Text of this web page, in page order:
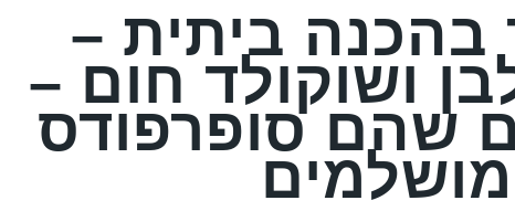
בהכנה ביתית –
ושוקולד חום –
שהם סופרפודס
מושלמים